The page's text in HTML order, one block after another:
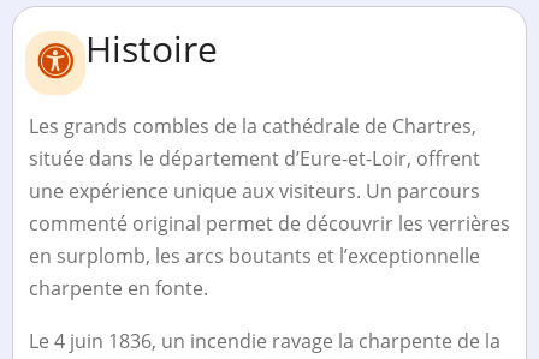
Histoire
Les grands combles de la cathédrale de Chartres,
située dans le département d’Eure-et-Loir, offrent
une expérience unique aux visiteurs. Un parcours
commenté original permet de découvrir les verrières
en surplomb, les arcs boutants et l’exceptionnelle
charpente en fonte.
Le 4 juin 1836, un incendie ravage la charpente de la